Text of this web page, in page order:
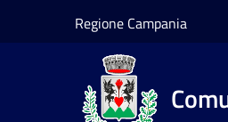
Regione Campania